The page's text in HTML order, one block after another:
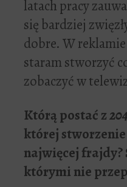
latach pracy
się bardziej
dobre. W
staram stworzyć
zobaczyć w
Którąpostaćz
której
najwięcej frajdy?
którymi nie